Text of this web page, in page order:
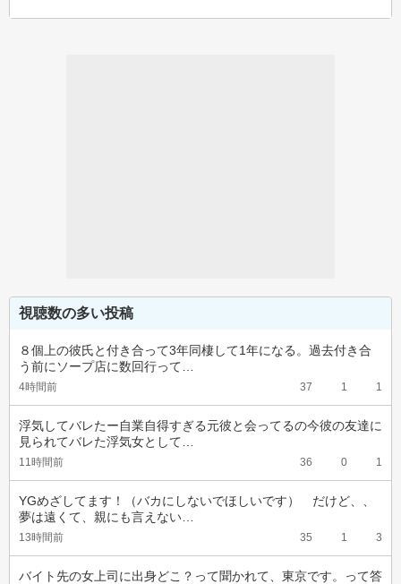
視聴数の多い投稿
８個上の彼氏と付き合って3年同棲して1年になる。過去付き合
う前にソープ店に数回行って…
4時間前 37 1 1
浮気してバレたー自業自得すぎる元彼と会ってるの今彼の友達に
見られてバレた浮気女として…
11時間前 36 0 1
YGめざしてます！（バカにしないでほしいです）　だけど、、
夢は遠くて、親にも言えない…
13時間前 35 1 3
バイト先の女上司に出身どこ？って聞かれて、東京です。って答